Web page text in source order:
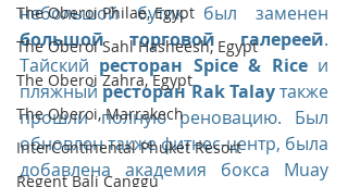
The Oberoi Philae, Egypt
The Oberoi Sahl Hasheesh, Egypt
The Oberoi Zahra, Egypt
The Oberoi, Marrakech
InterContinental Phuket Resort
Regent Bali Canggu
большой торговой галереей.
Тайский ресторан Spice & Rice и
пляжный ресторан Rak Talay также
прошли полную реновацию. Был
обновлен также фитнес-центр, была
добавлена академия бокса Muay